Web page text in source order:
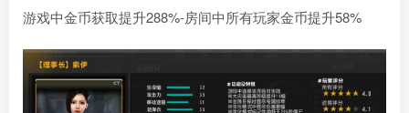
游戏中金币获取提升288%-房间中所有玩家金币提升58%